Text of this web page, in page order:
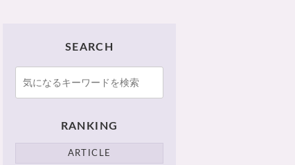
SEARCH
RANKING
ARTICLE